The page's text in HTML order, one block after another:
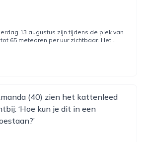
13 augustus zijn tijdens de piek van
65 meteoren per uur zichtbaar. Het...
(40) zien het kattenleed
‘Hoe kun je dit in een